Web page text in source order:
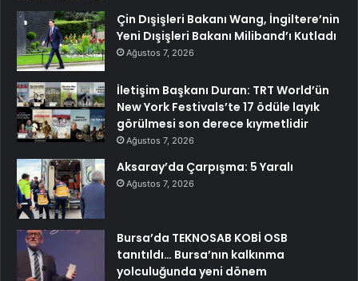
Çin Dışişleri Bakanı Wang, İngiltere’nin
Yeni Dışişleri Bakanı Miliband’ı Kutladı
Ağustos 7, 2026
İletişim Başkanı Duran: TRT World’ün
New York Festivals’te 17 ödüle layık
görülmesi son derece kıymetlidir
Ağustos 7, 2026
Aksaray’da Çarpışma: 5 Yaralı
Ağustos 7, 2026
Bursa’da TEKNOSAB KOBİ OSB
tanıtıldı… Bursa’nın kalkınma
yolculuğunda yeni dönem